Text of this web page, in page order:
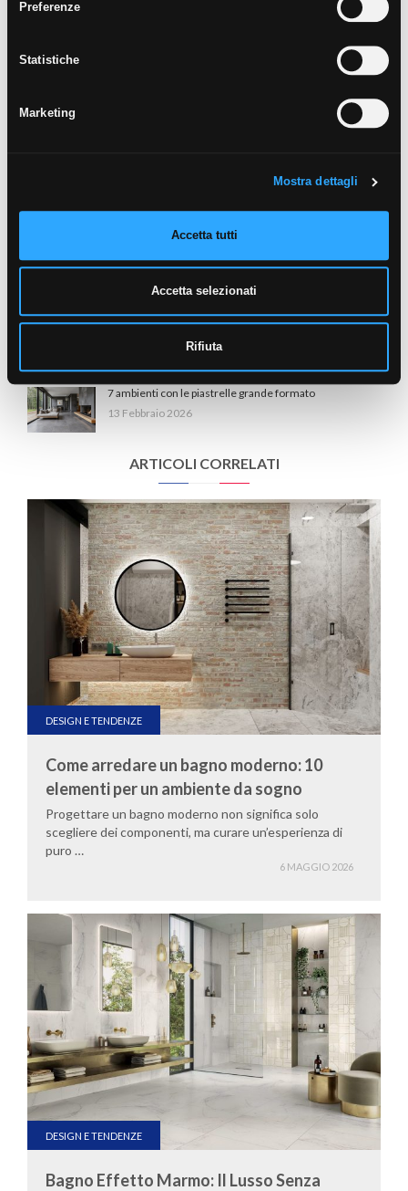
Preferenze
Statistiche
Marketing
Mostra dettagli
Accetta tutti
Accetta selezionati
Rifiuta
Piastrelle per camera da letto: 6 motivi per fare il
Design biofilico in casa: vivere la natura ogni
terrazza: pavimento interno ed esterno uguale
10 Marzo 2026
Cucina Open Space: come delimitare gli spazi
7 ambienti con le piastrelle grande formato
13 Febbraio 2026
ARTICOLI CORRELATI
DESIGN E TENDENZE
Come arredare un bagno moderno: 10
elementi per un ambiente da sogno
Progettare un bagno moderno non significa solo
scegliere dei componenti, ma curare un’esperienza di
puro …
6 MAGGIO 2026
DESIGN E TENDENZE
Bagno Effetto Marmo: Il Lusso Senza